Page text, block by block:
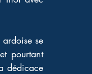
se
pourtant
dédicace